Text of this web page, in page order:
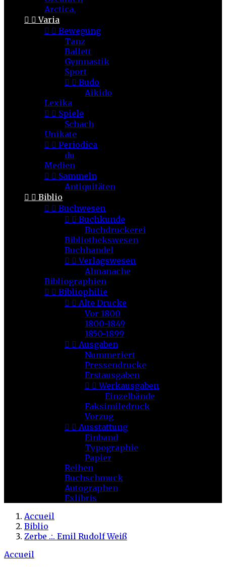
Arctica,
  Varia
  Bewegung
Tanz
Ballett
Gymnastik
Sport
  Budo
Aikido
Lexika
  Spiele
Schach
Unikate
  Periodica
du
Medien
  Sammeln
Antiquitäten
  Biblio
  Buchwesen
  Buchkunde
Buchdruckerei
Bibliothekswesen
Buchhandel
  Verlagswesen
Almanache
Bibliographien
  Bibliophilie
  Alte Drucke
Vor 1800
1800-1849
1850-1899
  Ausgaben
Nummeriert
Pressendrucke
Erstausgaben
  Werkausgaben
Einzelbände
Faksimiledruck
Vorzug
  Ausstattung
Einband
Typographie
Papier
Reihen
Buchschmuck
Autographen
Exlibris
Accueil
Biblio
Zerbe .:. Emil Rudolf Weiß
Accueil